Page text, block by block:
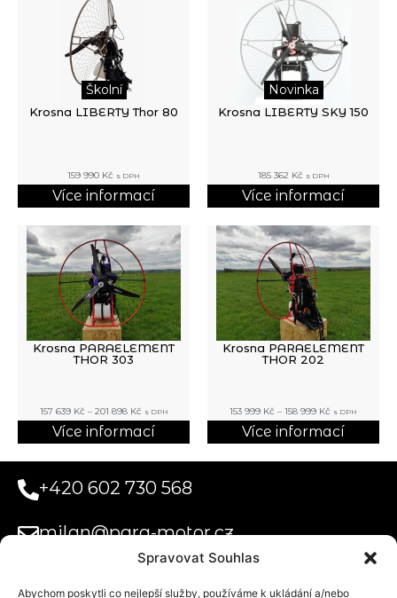
Spravovat Souhlas
Abychom poskytli co nejlepší služby, používáme k ukládání a/nebo
Školní
Krosna LIBERTY Thor 80
159 990 Kč s DPH
Více informací
Novinka
Krosna LIBERTY SKY 150
185 362 Kč s DPH
Více informací
Krosna PARAELEMENT
THOR 303
157 639 Kč – 201 898 Kč s DPH
Více informací
Krosna PARAELEMENT
THOR 202
153 999 Kč – 158 999 Kč s DPH
Více informací
+420 602 730 568
milan@para-motor.cz